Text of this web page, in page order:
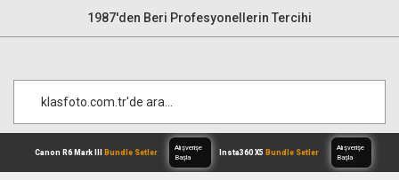
1987'den Beri Profesyonellerin Tercihi